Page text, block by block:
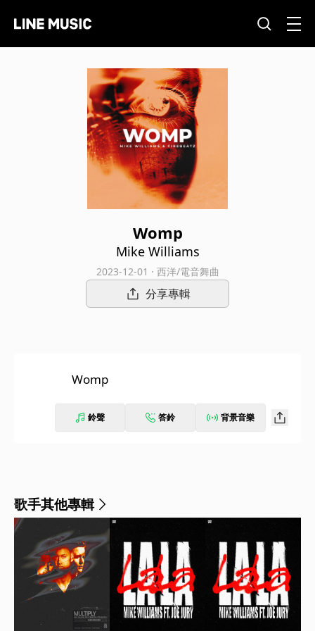
Womp
Mike Williams
2023-12-01 · 西洋/電音舞曲
分享專輯
Womp
鈴聲 答鈴 背景音樂
歌手其他專輯